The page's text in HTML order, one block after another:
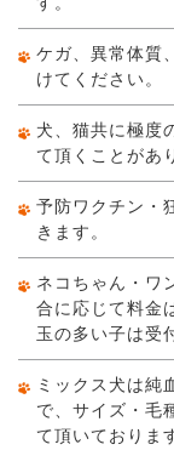
ケガ、異常体質
けてください。
犬、猫共に極度
て頂くことがあ
予防ワクチン・
きます。
ネコちゃん・ワ
合に応じて料金
玉の多い子は受
ミックス犬は純
で、サイズ・毛
て頂いておりま